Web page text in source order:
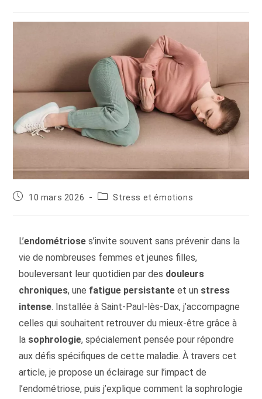
10 mars 2026 Stress et émotions
L’endométriose s’invite souvent sans prévenir dans la
vie de nombreuses femmes et jeunes filles,
bouleversant leur quotidien par des douleurs
chroniques, une fatigue persistante et un stress
intense. Installée à Saint-Paul-lès-Dax, j’accompagne
celles qui souhaitent retrouver du mieux-être grâce à
la sophrologie, spécialement pensée pour répondre
aux défis spécifiques de cette maladie. À travers cet
article, je propose un éclairage sur l’impact de
l’endométriose, puis j’explique comment la sophrologie